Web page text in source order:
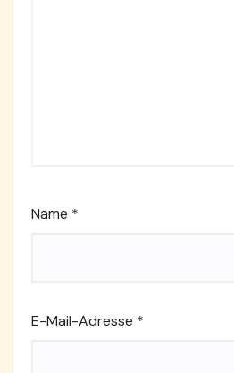
Name *
E-Mail-Adresse *